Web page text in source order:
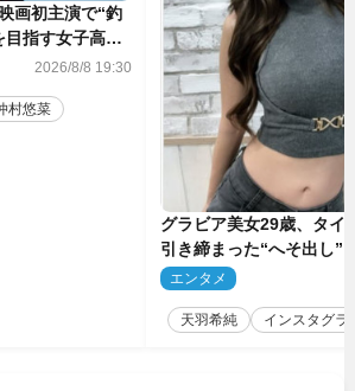
画初主演で“釣
目指す女子高生
ち』今秋公開
2026/8/8 19:30
村悠菜
グラビア美女29歳、タイ
引き締まった“へそ出し”
「可愛い過ぎる」
エンタメ
天羽希純 インスタグラ